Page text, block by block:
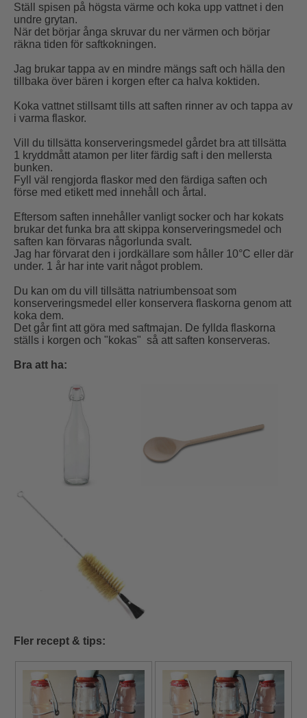
Ställ spisen på högsta värme och koka upp vattnet i den
undre grytan.
När det börjar ånga skruvar du ner värmen och börjar
räkna tiden för saftkokningen.
Jag brukar tappa av en mindre mängs saft och hälla den
tillbaka över bären i korgen efter ca halva koktiden.
Koka vattnet stillsamt tills att saften rinner av och tappa av
i varma flaskor.
Vill du tillsätta konserveringsmedel gårdet bra att tillsätta
1 kryddmått atamon per liter färdig saft i den mellersta
bunken.
Fyll väl rengjorda flaskor med den färdiga saften och
förse med etikett med innehåll och årtal.
Eftersom saften innehåller vanligt socker och har kokats
brukar det funka bra att skippa konserveringsmedel och
saften kan förvaras någorlunda svalt.
Jag har förvarat den i jordkällare som håller 10°C eller där
under. 1 år har inte varit något problem.
Du kan om du vill tillsätta natriumbensoat som
konserveringsmedel eller konservera flaskorna genom att
koka dem.
Det går fint att göra med saftmajan. De fyllda flaskorna
ställs i korgen och "kokas" så att saften konserveras.
Bra att ha:
Fler recept & tips: